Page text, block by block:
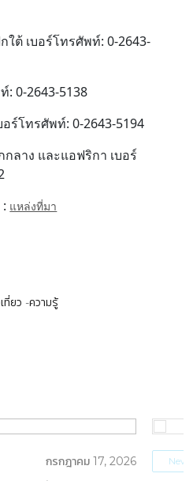
ต้ เบอร์โทรศัพท์: 0-2643-
: 0-2643-5138
ร์โทรศัพท์: 0-2643-5194
กลาง และแอฟริกา เบอร์
แหล่งที่มา
ที่ยว ความรู้
กรกฎาคม 17, 2026 News